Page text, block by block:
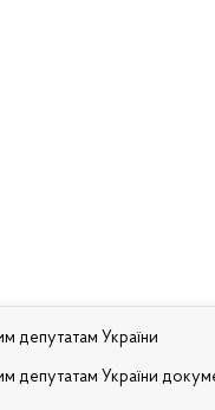
депутатам України
депутатам України